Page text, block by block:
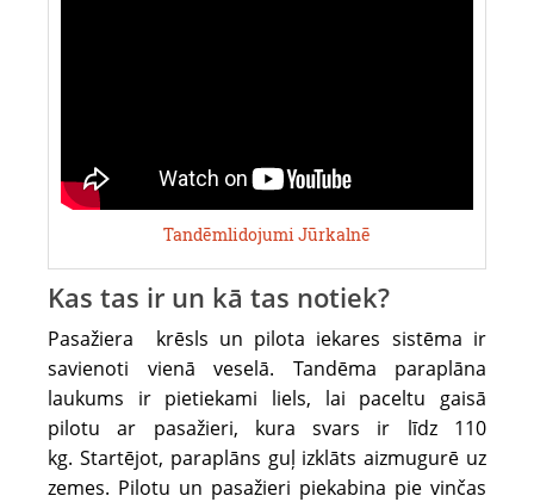
dienas
uz
25547550.
Lidojumi
notiek
Rīgā,
retāk
Krustpilī
un
Jūrkalnē.
Tandēmlidojumi Jūrkalnē
Kas tas ir un kā tas notiek?
Pasažiera krēsls un pilota iekares sistēma ir
savienoti vienā veselā. Tandēma paraplāna
laukums ir pietiekami liels, lai paceltu gaisā
pilotu ar pasažieri, kura svars ir līdz 110
kg. Startējot, paraplāns guļ izklāts aizmugurē uz
zemes. Pilotu un pasažieri piekabina pie vinčas